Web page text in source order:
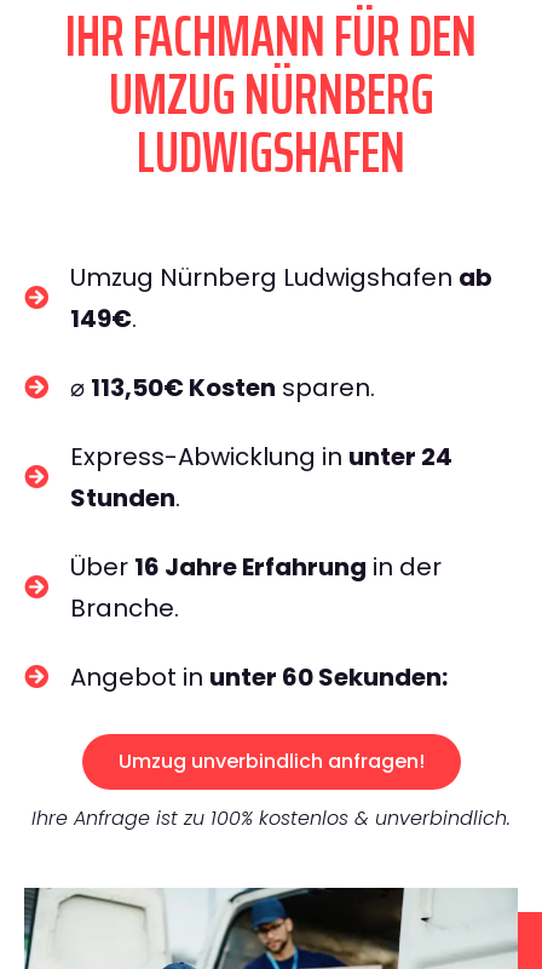
IHR FACHMANN FÜR DEN
UMZUG NÜRNBERG
LUDWIGSHAFEN
Umzug Nürnberg Ludwigshafen ab
149€.
⌀ 113,50€ Kosten sparen.
Express-Abwicklung in unter 24
Stunden.
Über 16 Jahre Erfahrung in der
Branche.
Angebot in unter 60 Sekunden:
Umzug unverbindlich anfragen!
Ihre Anfrage ist zu 100% kostenlos & unverbindlich.